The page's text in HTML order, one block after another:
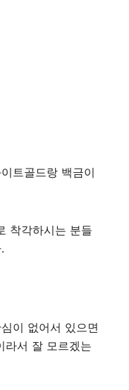
트골드랑 백금이
착각하시는 분들
이 없어서 있으면
라서 잘 모르겠는